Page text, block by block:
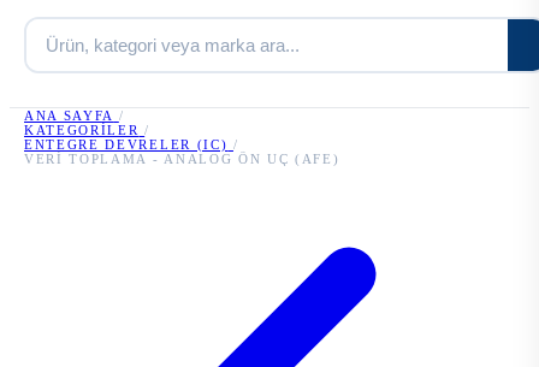
ANA SAYFA /
KATEGORILER /
ENTEGRE DEVRELER (IC) /
VERI TOPLAMA - ANALOG ÖN UÇ (AFE)